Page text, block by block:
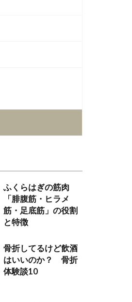
ふくらはぎの筋肉
「腓腹筋・ヒラメ
筋・足底筋」の役割
と特徴
骨折してるけど飲酒
はいいのか？ 骨折
体験談10